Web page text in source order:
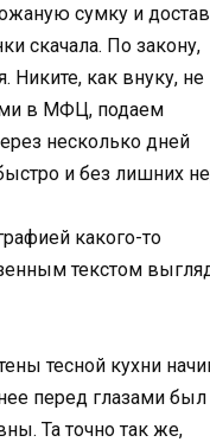
сумку и
скачала. По закону,
Никите, как внуку, не
в МФЦ, подаем
несколько дней
и без лишних
какого-то
текстом
тесной кухни
перед глазами был
Та точно так же,